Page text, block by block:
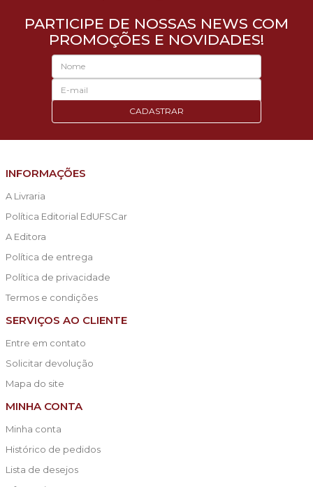
PARTICIPE DE NOSSAS NEWS COM
PROMOÇÕES E NOVIDADES!
CADASTRAR
INFORMAÇÕES
A Livraria
Política Editorial EdUFSCar
A Editora
Política de entrega
Política de privacidade
Termos e condições
SERVIÇOS AO CLIENTE
Entre em contato
Solicitar devolução
Mapa do site
MINHA CONTA
Minha conta
Histórico de pedidos
Lista de desejos